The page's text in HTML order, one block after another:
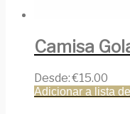
Camisa
Desde:€15.00
Adicionar a lista